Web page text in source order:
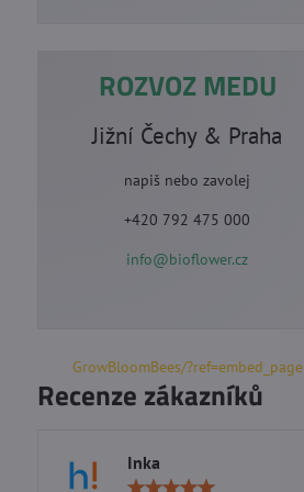
ROZVOZ MEDU
Jižní Čechy & Praha
napiš nebo zavolej
+420 792 475 000
info@bioflower.cz
GrowBloomBees/?ref=embed_page
Recenze zákazníků
Inka